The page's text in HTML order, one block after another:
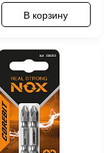
В корзину